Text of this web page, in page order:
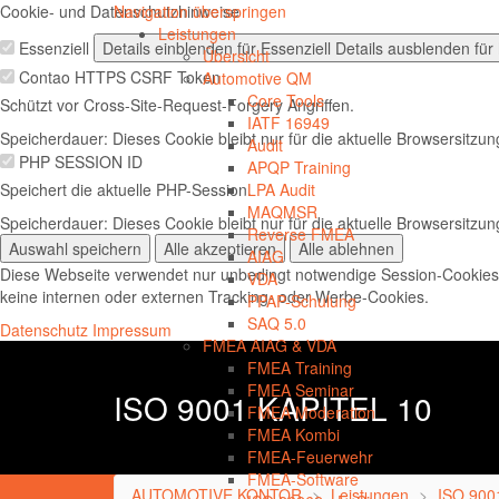
Cookie- und Datenschutzhinweise
Essenziell
Details einblendenfür Essenziell Details ausblenden für
Contao HTTPS CSRF Token
Schützt vor Cross-Site-Request-Forgery Angriffen.
Speicherdauer: Dieses Cookie bleibt nur für die aktuelle
PHP SESSION ID
Speichert die aktuelle PHP-Session.
Speicherdauer: Dieses Cookie bleibt nur für die aktuelle
Auswahl speichern
Alle akzeptieren
Alle ablehnen
Diese Webseite verwendet nur unbedingt notwendige Session-
keine internen oder externen Tracking- oder Werbe-Cookies.
Datenschutz Impressum
Navigation überspringen
Leistungen
Übersicht
Automotive QM
Core Tools
IATF 16949
Audit
APQP Training
LPA Audit
MAQMSR
Reverse FMEA
AIAG
VDA
PPAP-Schulung
SAQ 5.0
FMEA AIAG & VDA
FMEA Training
FMEA Seminar
FMEA Moderation
FMEA Kombi
FMEA-Feuerwehr
FMEA-Software
ISO 9001 KAPITEL 10
AUTOMOTIVE KONTOR Leistungen ISO